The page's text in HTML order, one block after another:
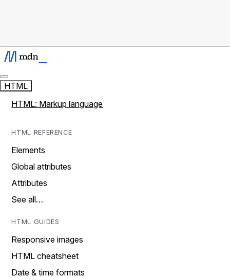
HTML
HTML: Markup language
HTML REFERENCE
Elements
Global attributes
Attributes
See all…
HTML GUIDES
Responsive images
HTML cheatsheet
Date & time formats